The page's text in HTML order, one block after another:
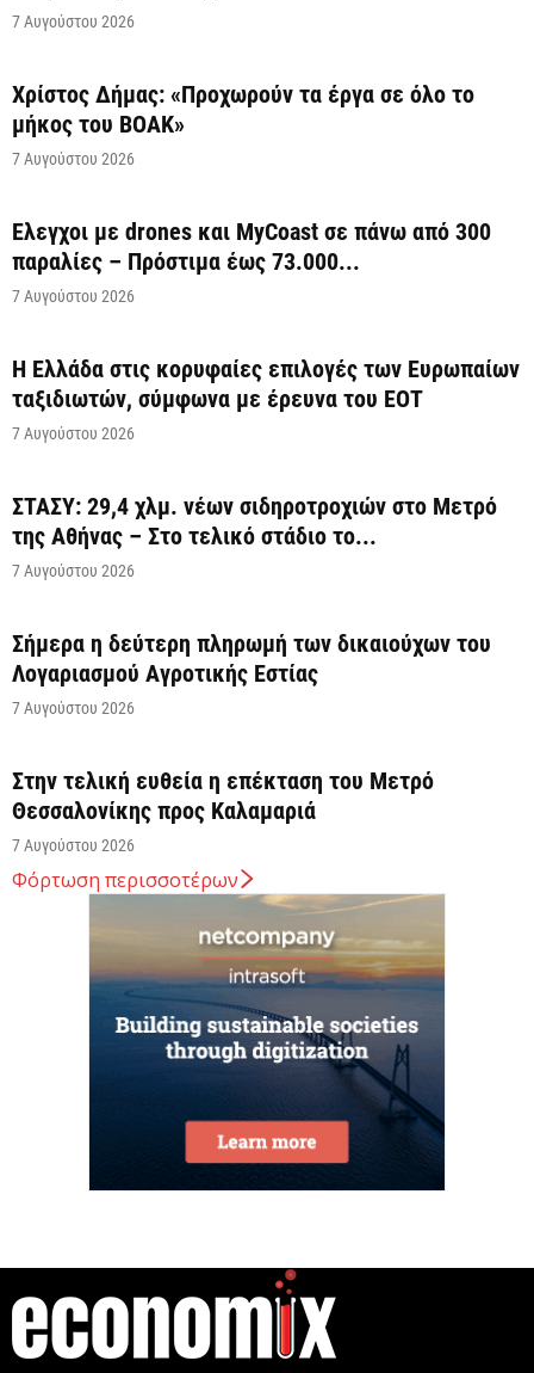
7 Αυγούστου 2026
Χρίστος Δήμας: «Προχωρούν τα έργα σε όλο το
μήκος του ΒΟΑΚ»
7 Αυγούστου 2026
Έλεγχοι με drones και MyCoast σε πάνω από 300
παραλίες – Πρόστιμα έως 73.000...
7 Αυγούστου 2026
Η Ελλάδα στις κορυφαίες επιλογές των Ευρωπαίων
ταξιδιωτών, σύμφωνα με έρευνα του ΕΟΤ
7 Αυγούστου 2026
ΣΤΑΣΥ: 29,4 χλμ. νέων σιδηροτροχιών στο Μετρό
της Αθήνας – Στο τελικό στάδιο το...
7 Αυγούστου 2026
Σήμερα η δεύτερη πληρωμή των δικαιούχων του
Λογαριασμού Αγροτικής Εστίας
7 Αυγούστου 2026
Στην τελική ευθεία η επέκταση του Μετρό
Θεσσαλονίκης προς Καλαμαριά
7 Αυγούστου 2026
Κ. Χατζηδάκης: Στον κάλαθο των αχρήστων οι
αμφισβητήσεις για το καλώδιο της ηλεκτρικής
διασύνδεσης...
Κυβερνητική Επιτροπή Βιομηχανίας – Κυρ.
Μητσοτάκης: Η ενίσχυση της παραγωγικής βάσης
αποτελεί στρατηγική προτεραιότητα
myAGRO: Η χώρα δεν μπορεί να...
6 Αυγούστου 2026
Φόρτωση περισσοτέρων